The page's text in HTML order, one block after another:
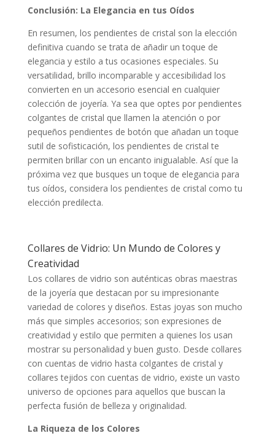
Conclusión: La Elegancia en tus Oídos
En resumen, los pendientes de cristal son la elección
definitiva cuando se trata de añadir un toque de
elegancia y estilo a tus ocasiones especiales. Su
versatilidad, brillo incomparable y accesibilidad los
convierten en un accesorio esencial en cualquier
colección de joyería. Ya sea que optes por pendientes
colgantes de cristal que llamen la atención o por
pequeños pendientes de botón que añadan un toque
sutil de sofisticación, los pendientes de cristal te
permiten brillar con un encanto inigualable. Así que la
próxima vez que busques un toque de elegancia para
tus oídos, considera los pendientes de cristal como tu
elección predilecta.
Collares de Vidrio: Un Mundo de Colores y
Creatividad
Los collares de vidrio son auténticas obras maestras
de la joyería que destacan por su impresionante
variedad de colores y diseños. Estas joyas son mucho
más que simples accesorios; son expresiones de
creatividad y estilo que permiten a quienes los usan
mostrar su personalidad y buen gusto. Desde collares
con cuentas de vidrio hasta colgantes de cristal y
collares tejidos con cuentas de vidrio, existe un vasto
universo de opciones para aquellos que buscan la
perfecta fusión de belleza y originalidad.
La Riqueza de los Colores